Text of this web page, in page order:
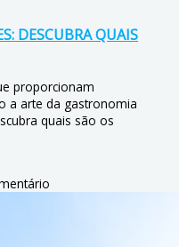
DESCUBRA QUAIS
proporcionam
a arte da gastronomia
quais são os